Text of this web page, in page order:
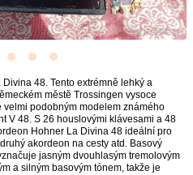
48. Tento extrémně lehký a
městě Trossingen vysoce
podobným modelem známého
V 48. S 26 houslovými klávesami a 48
Hohner La Divina 48 ideální pro
akordeon na cesty atd. Basový
jasným dvouhlasým tremolovým
a silným basovým tónem, takže je